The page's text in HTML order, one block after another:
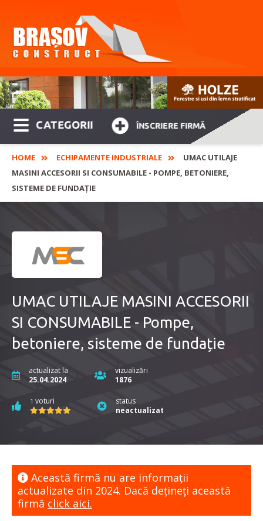
CATEGORII ÎNSCRIERE FIRMĂ
HOME ECHIPAMENTE INDUSTRIALE
UMAC UTILAJE
MASINI ACCESORII SI CONSUMABILE - POMPE, BETONIERE,
SISTEME DE FUNDAȚIE
UMAC UTILAJE MASINI ACCESORII
SI CONSUMABILE - Pompe,
betoniere, sisteme de fundație
actualizat la
25.04.2024
vizualizări
1876
1 voturi
status
neactualizat
Această firmă nu are informaţii
actualizate din 2024. Dacă dețineți această
firmă click aici.